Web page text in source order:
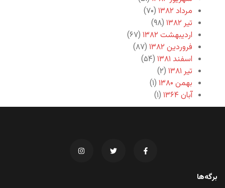
مرداد ۱۳۸۲
(۷۰)
تیر ۱۳۸۲
(۹۸)
اردیبهشت ۱۳۸۲
(۶۷)
فروردین ۱۳۸۲
(۸۷)
اسفند ۱۳۸۱
(۵۴)
تیر ۱۳۸۱
(۲)
بهمن ۱۳۸۰
(۱)
آبان ۱۳۶۴
(۱)
برگه‌ها